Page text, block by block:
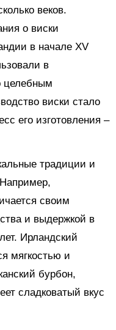
веков.
о виски
в начале XV
в
целебным
виски стало
его изготовления –
традиции и
своим
и выдержкой в
Ирландский
мягкостью и
бурбон,
сладковатый вкус